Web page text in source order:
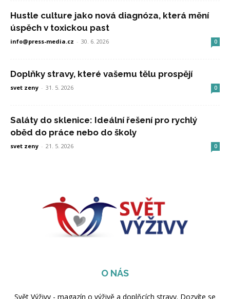
Hustle culture jako nová diagnóza, která mění
úspěch v toxickou past
info@press-media.cz - 30. 6. 2026 0
Doplňky stravy, které vašemu tělu prospějí
svet zeny - 31. 5. 2026 0
Saláty do sklenice: Ideální řešení pro rychlý
oběd do práce nebo do školy
svet zeny - 21. 5. 2026 0
O NÁS
Svět Výživy - magazín o výživě a doplňcích stravy. Dozvíte se